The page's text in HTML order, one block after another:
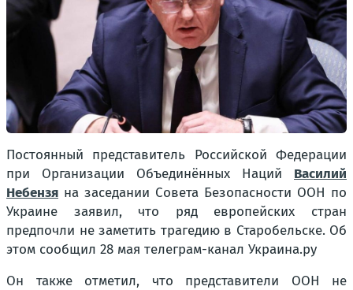
Постоянный представитель Российской Федерации
при Организации Объединённых Наций Василий
Небензя на заседании Совета Безопасности ООН по
Украине заявил, что ряд европейских стран
предпочли не заметить трагедию в Старобельске. Об
этом сообщил 28 мая телеграм-канал Украина.ру
Он также отметил, что представители ООН не